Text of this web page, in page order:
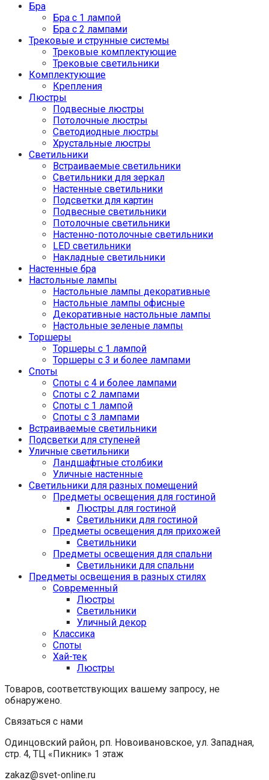
Бра
Бра с 1 лампой
Бра с 2 лампами
Трековые и струнные системы
Трековые комплектующие
Трековые светильники
Комплектующие
Крепления
Люстры
Подвесные люстры
Потолочные люстры
Светодиодные люстры
Хрустальные люстры
Светильники
Встраиваемые светильники
Светильники для зеркал
Настенные светильники
Подсветки для картин
Подвесные светильники
Потолочные светильники
Настенно-потолочные светильники
LED светильники
Накладные светильники
Настенные бра
Настольные лампы
Настольные лампы декоративные
Настольные лампы офисные
Декоративные настольные лампы
Настольные зеленые лампы
Торшеры
Торшеры с 1 лампой
Торшеры с 3 и более лампами
Споты
Споты с 4 и более лампами
Споты с 2 лампами
Споты с 1 лампой
Споты с 3 лампами
Встраиваемые светильники
Подсветки для ступеней
Уличные светильники
Ландшафтные столбики
Уличные настенные
Светильники для разных помещений
Предметы освещения для гостиной
Люстры для гостиной
Светильники для гостиной
Предметы освещения для прихожей
Светильники
Предметы освещения для спальни
Светильники для спальни
Предметы освещения в разных стилях
Cовременный
Люстры
Светильники
Уличный декор
Классика
Споты
Хай-тек
Люстры
Товаров, соответствующих вашему запросу, не
обнаружено.
Связаться с нами
Одинцовский район, рп. Новоивановское, ул. Западная,
стр. 4, ТЦ «Пикник» 1 этаж
zakaz@svet-online.ru